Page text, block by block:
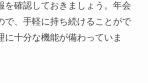
を確認しておきましょう。年会
で、手軽に持ち続けることがで
に十分な機能が備わっていま